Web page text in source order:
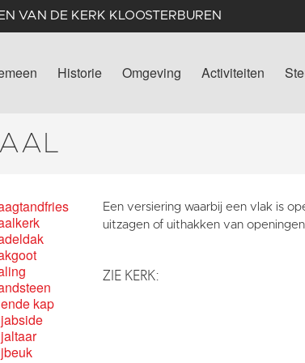
VAN DE KERK KLOOSTERBUREN
Historie Omgeving Activiteiten
kap
Een versiering waarbij een vlak is
uitzagen of uithakken van
ZIE KERK: